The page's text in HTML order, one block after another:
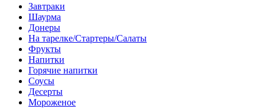
Завтраки
Шаурма
Донеры
На тарелке/Стартеры/Салаты
Фрукты
Напитки
Горячие напитки
Соусы
Десерты
Мороженое